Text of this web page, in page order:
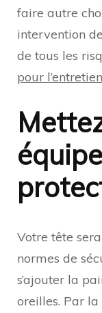
faire autre
intervention
de tous les
pour
Votre tête
normes de
s’ajouter la
oreilles. Par la